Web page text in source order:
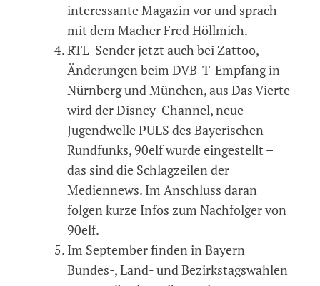
interessante Magazin vor und sprach
mit dem Macher Fred Höllmich.
RTL-Sender jetzt auch bei Zattoo,
Änderungen beim DVB-T-Empfang in
Nürnberg und München, aus Das Vierte
wird der Disney-Channel, neue
Jugendwelle PULS des Bayerischen
Rundfunks, 90elf wurde eingestellt –
das sind die Schlagzeilen der
Mediennews. Im Anschluss daran
folgen kurze Infos zum Nachfolger von
90elf.
Im September finden in Bayern
Bundes-, Land- und Bezirkstagswahlen